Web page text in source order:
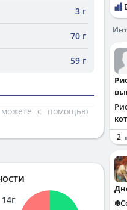
3 г
70 г
59 г
можете с помощью
14г
Рисовый завтрак для
2